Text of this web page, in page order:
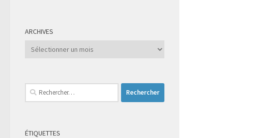
ARCHIVES
Archives
Rechercher :
ÉTIQUETTES